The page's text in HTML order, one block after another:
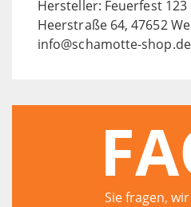
Hersteller: Feuerfest 123
Heerstraße 64, 47652
info@schamotte-shop.de
Sie fragen,